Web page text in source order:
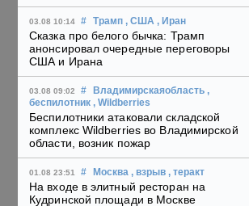
03.08 10:14 # Трамп , США , Иран
Сказка про белого бычка: Трамп
анонсировал очередные переговоры
США и Ирана
03.08 09:02 # Владимирскаяобласть ,
беспилотник , Wildberries
Беспилотники атаковали складской
комплекс Wildberries во Владимирской
области, возник пожар
01.08 23:51 # Москва , взрыв , теракт
На входе в элитный ресторан на
Кудринской площади в Москве